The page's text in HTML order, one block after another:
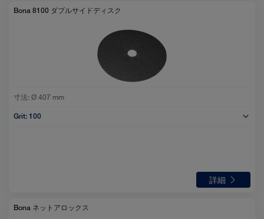
Bona 8100 ダブルサイドディスク
寸法: Ø 407 mm
Grit: 100
詳細
Bona ネットアロックス